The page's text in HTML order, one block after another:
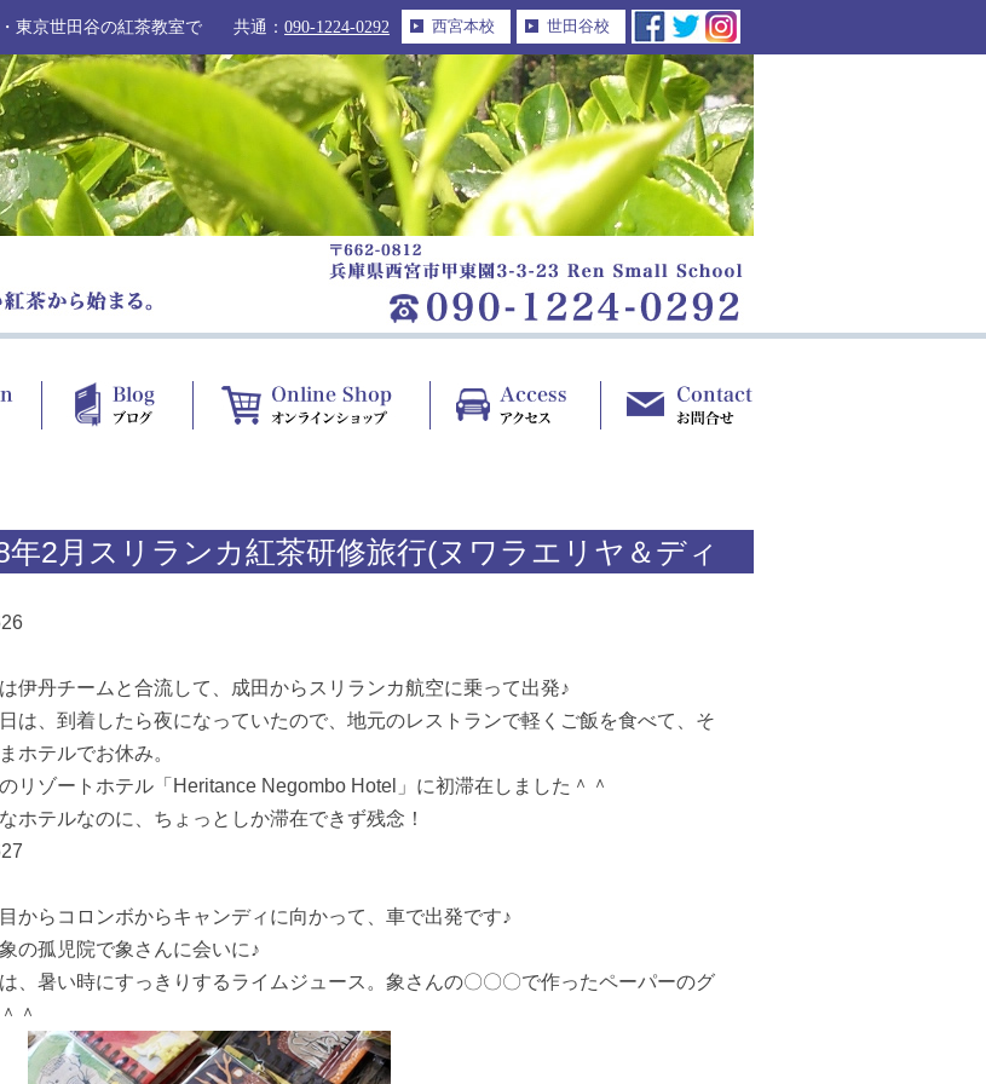
東京世田谷の紅茶教室で 共通： 090-1224-0292 西宮本校 世田谷校
年2月スリランカ紅茶研修旅行(ヌワラエリヤ＆ディ
伊丹チームと合流して、成田からスリランカ航空に乗って出発♪
は、到着したら夜になっていたので、地元のレストランで軽くご飯を食べて、そ
ホテルでお休み。
リゾートホテル「Heritance Negombo Hotel」に初滞在しました＾＾
ホテルなのに、ちょっとしか滞在できず残念！
からコロンボからキャンディに向かって、車で出発です♪
の孤児院で象さんに会いに♪
、暑い時にすっきりするライムジュース。象さんの〇〇〇で作ったペーパーのグ
＾